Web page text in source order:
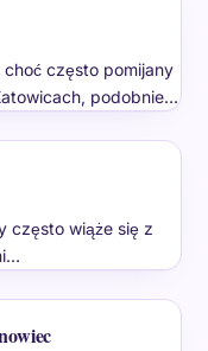
często pomijany
podobnie…
często wiąże się z